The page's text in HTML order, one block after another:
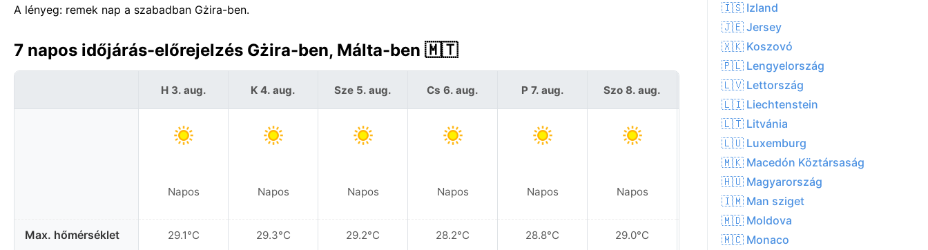
A lényeg: remek nap a szabadban Gżira-ben.
7 napos időjárás-előrejelzés Gżira-ben, Málta-ben 🇲🇹
Max. hőmérséklet
H 3. aug.
Napos
29.1°C
K 4. aug.
Napos
29.3°C
Sze 5. aug.
Napos
29.2°C
Cs 6. aug.
Napos
28.2°C
P 7. aug.
Napos
28.8°C
Szo 8. aug.
Napos
29.0°C
V 9. aug.
29.8°C
🇮🇸 Izland
🇯🇪 Jersey
🇽🇰 Koszovó
🇵🇱 Lengyelország
🇱🇻 Lettország
🇱🇮 Liechtenstein
🇱🇹 Litvánia
🇱🇺 Luxemburg
🇲🇰 Macedón Köztársaság
🇭🇺 Magyarország
🇮🇲 Man sziget
🇲🇩 Moldova
🇲🇨 Monaco